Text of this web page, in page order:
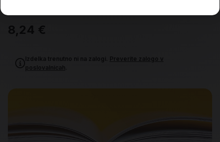
8,24 €
Izdelka trenutno ni na zalogi.
Preverite zalogo v
poslovalnicah